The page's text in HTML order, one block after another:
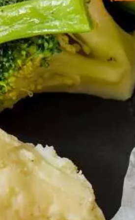
Paramètres de
confidentialité
Afin de faciliter votre navigation
apporter le meilleur service
des cookies pour améliorer le
visiteurs, notamment selon la
Nos politique de confidentialité